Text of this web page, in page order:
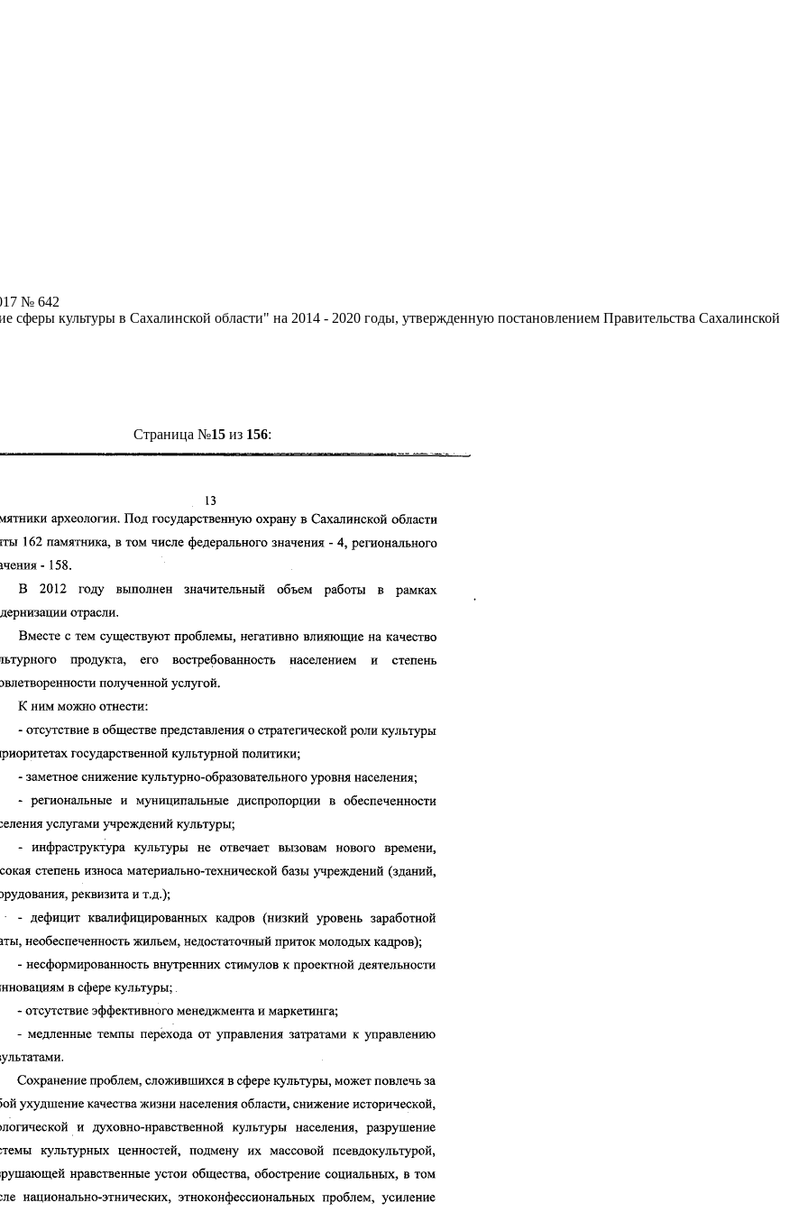
№ 642
сферы культуры в Сахалинской области" на 2014 - 2020 годы, утвержденную постановлением Правительства Сахалинской
Страница №15из 156: